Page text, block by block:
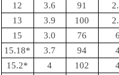
12
3.6 91
13
3.9 100
15
3.0 76 6
15.18*
3.7 94
15.2*
4 102